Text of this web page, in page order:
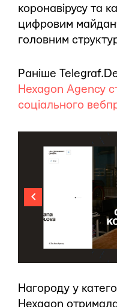
коронавірусу та
цифровим
головним
Раніше
Hexagon Agency
соціального
Нагороду у
Hexagon